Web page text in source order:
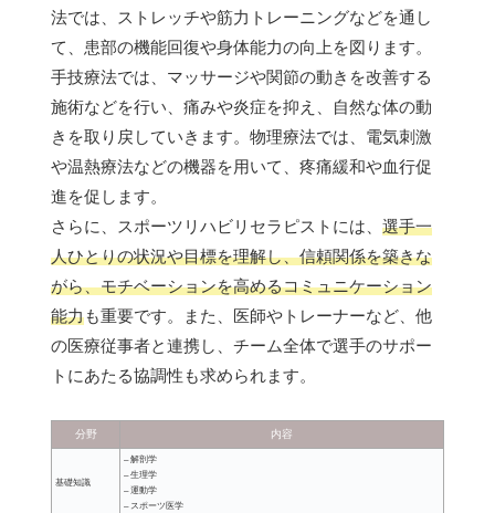
法では、ストレッチや筋力トレーニングなどを通し
て、患部の機能回復や身体能力の向上を図ります。
手技療法では、マッサージや関節の動きを改善する
施術などを行い、痛みや炎症を抑え、自然な体の動
きを取り戻していきます。物理療法では、電気刺激
や温熱療法などの機器を用いて、疼痛緩和や血行促
進を促します。
さらに、スポーツリハビリセラピストには、 選手一
人ひとりの状況や目標を理解し、信頼関係を築きな
がら、モチベーションを高めるコミュニケーション
能力も重要です。また、医師やトレーナーなど、他
の医療従事者と連携し、チーム全体で選手のサポー
トにあたる協調性も求められます。
分野 内容
基礎知識
– 解剖学
– 生理学
– 運動学
– スポーツ医学